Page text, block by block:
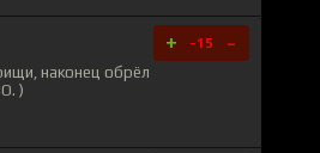
+ -15 -
наконец обрёл
)